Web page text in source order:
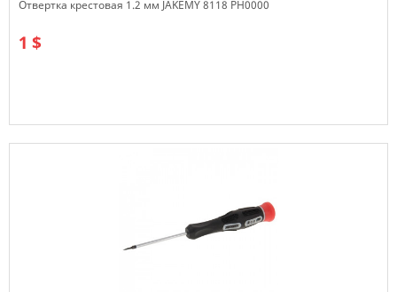
Отвертка крестовая 1.2 мм JAKEMY 8118 PH0000
1 $